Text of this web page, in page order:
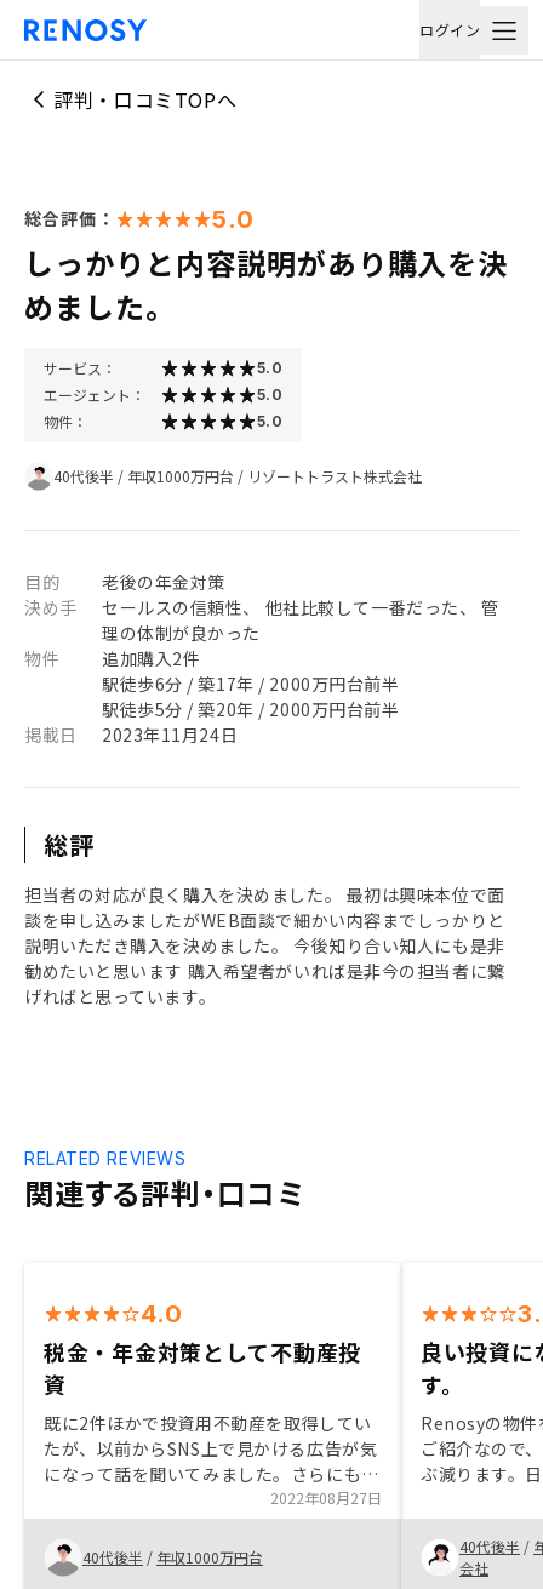
ログイン
評判・口コミTOPへ
総合評価： 5.0
しっかりと内容説明があり購入を決
めました。
サービス： 5.0
エージェント： 5.0
物件： 5.0
40代後半 / 年収1000万円台 / リゾートトラスト株式会社
目的
老後の年金対策
決め手
セールスの信頼性、 他社比較して一番だった、 管
理の体制が良かった
物件
追加購入2件
駅徒歩6分 / 築17年 / 2000万円台前半
駅徒歩5分 / 築20年 / 2000万円台前半
掲載日
2023年11月24日
総評
担当者の対応が良く購入を決めました。 最初は興味本位で面
談を申し込みましたがWEB面談で細かい内容までしっかりと
説明いただき購入を決めました。 今後知り合い知人にも是非
勧めたいと思います 購入希望者がいれば是非今の担当者に繋
げればと思っています。
関連する評判・口コミ
RELATED REVIEWS
4.0
税金・年金対策として不動産投
資
既に2件ほかで投資用不動産を取得してい
たが、以前からSNS上で見かける広告が気
になって話を聞いてみました。さらにもう
1件持つことも可能と提案を受け、将来的
な資産形成や税金、年金対策として契約に
至りました。 手続きもスムーズで、時間
的にも早く満足しています。
2022年08月27日
40代後半 / 年収1000万円台
良い投資
す。
Renosyの物件
ご紹介なので
ぶ減ります。
あるから、コ
に。それと
り初めての投
40代後半 /
会社